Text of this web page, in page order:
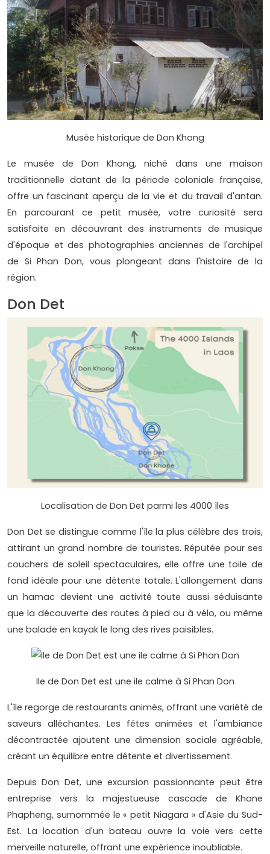
Musée historique de Don Khong
Le musée de Don Khong, niché dans une maison
traditionnelle datant de la période coloniale française,
offre un fascinant aperçu de la vie et du travail d'antan.
En parcourant ce petit musée, votre curiosité sera
satisfaite en découvrant des instruments de musique
d'époque et des photographies anciennes de l'archipel
de Si Phan Don, vous plongeant dans l'histoire de la
région.
Don Det
Localisation de Don Det parmi les 4000 îles
Don Det se distingue comme l'île la plus célèbre des trois,
attirant un grand nombre de touristes. Réputée pour ses
couchers de soleil spectaculaires, elle offre une toile de
fond idéale pour une détente totale. L'allongement dans
un hamac devient une activité toute aussi séduisante
que la découverte des routes à pied ou à vélo, ou même
une balade en kayak le long des rives paisibles.
Ile de Don Det est une ile calme à Si Phan Don
L'île regorge de restaurants animés, offrant une variété de
saveurs alléchantes. Les fêtes animées et l'ambiance
décontractée ajoutent une dimension sociale agréable,
créant un équilibre entre détente et divertissement.
Depuis Don Det, une excursion passionnante peut être
entreprise vers la majestueuse cascade de Khone
Phapheng, surnommée le « petit Niagara » d'Asie du Sud-
Est. La location d'un bateau ouvre la voie vers cette
merveille naturelle, offrant une expérience inoubliable.